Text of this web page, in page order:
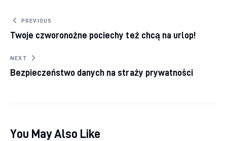
Nawigacja wpisu
PREVIOUS
Twoje czworonożne pociechy też chcą na urlop!
NEXT
Bezpieczeństwo danych na straży prywatności
You May Also Like